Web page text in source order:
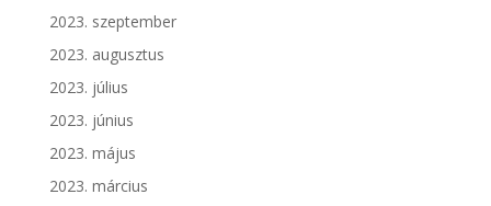
2023. szeptember
2023. augusztus
2023. július
2023. június
2023. május
2023. március